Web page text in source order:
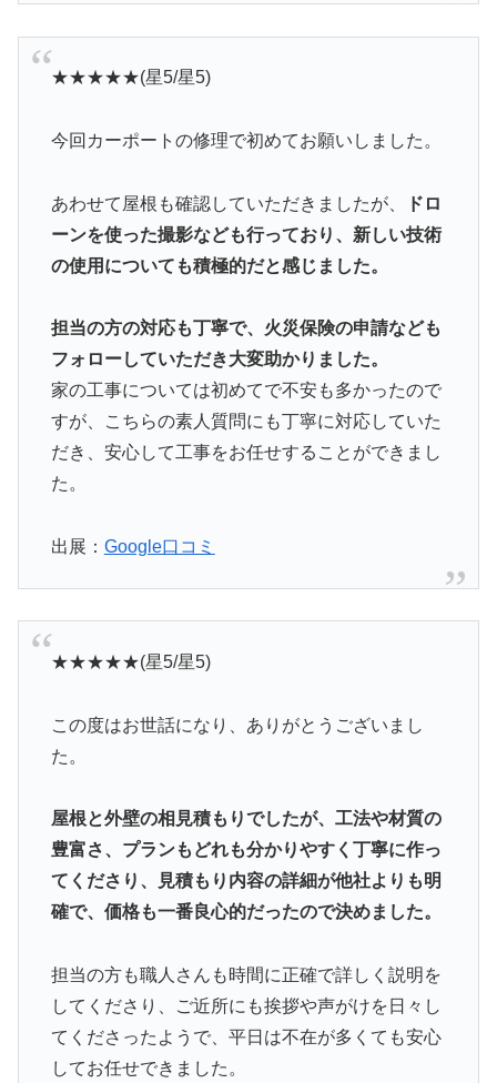
★★★★★(星5/星5)
今回カーポートの修理で初めてお願いしました。
あわせて屋根も確認していただきましたが、
ドロ
ーンを使った撮影なども行っており、新しい技術
の使用についても積極的だと感じました。
担当の方の対応も丁寧で、火災保険の申請なども
フォローしていただき大変助かりました。
家の工事については初めてで不安も多かったので
すが、こちらの素人質問にも丁寧に対応していた
だき、安心して工事をお任せすることができまし
た。
出展： Google口コミ
★★★★★(星5/星5)
この度はお世話になり、ありがとうございまし
た。
屋根と外壁の相見積もりでしたが、工法や材質の
豊富さ、プランもどれも分かりやすく丁寧に作っ
てくださり、見積もり内容の詳細が他社よりも明
確で、価格も一番良心的だったので決めました。
担当の方も職人さんも時間に正確で詳しく説明を
してくださり、ご近所にも挨拶や声がけを日々し
てくださったようで、平日は不在が多くても安心
してお任せできました。